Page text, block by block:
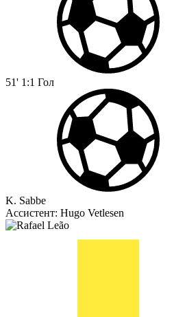
51' 1:1 Гол
K. Sabbe
Ассистент: Hugo Vetlesen